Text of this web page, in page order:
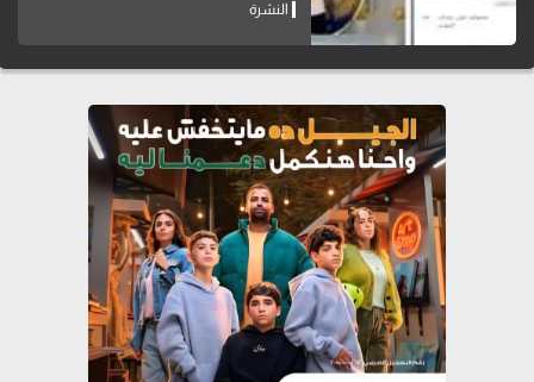
النشرة